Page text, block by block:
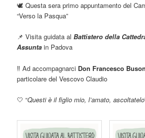
🕊️ Questa sera primo appuntamento del
“Verso la Pasqua”
📌 Visita guidata alBattistero della
Assunta in Padova
‼️ Ad accompagnarci Don Francesco Buson
particolare del Vescovo Claudio
🤍 “Questi è il figlio mio, l’amato, ascoltatelo